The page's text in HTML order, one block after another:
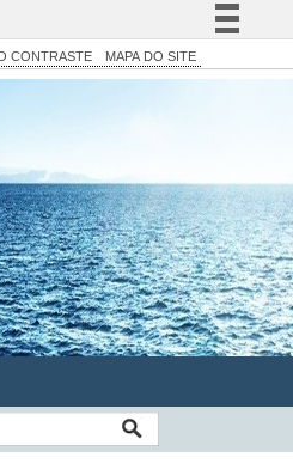
Simplifique!
Legislação
Canais
CONTRASTE MAPA DO SITE